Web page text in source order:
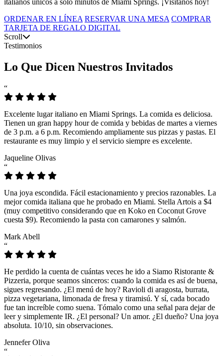
ORDENAR EN LÍNEA RESERVAR UNA MESA COMPRAR
TARJETA DE REGALO DIGITAL
Scroll
Testimonios
Lo Que Dicen Nuestros Invitados
“
Excelente lugar italiano en Miami Springs. La comida es deliciosa.
Tienen un gran happy hour de comida y bebidas de martes a viernes
de 3 p.m. a 6 p.m. Recomiendo ampliamente sus pizzas y pastas. El
restaurante es muy limpio y el servicio siempre es excelente.
Jaqueline Olivas
“
Una joya escondida. Fácil estacionamiento y precios razonables. La
mejor comida italiana que he probado en Miami. Stella Artois a $4
(muy competitivo considerando que en Koko en Coconut Grove
cuesta $9). Recomiendo la pasta con camarones y salmón.
Mark Abell
“
He perdido la cuenta de cuántas veces he ido a Siamo Ristorante &
Pizzeria, porque seamos sinceros: cuando la comida es así de buena,
sigues regresando. ¿El menú de hoy? Ravioli di aragosta, burrata,
pizza vegetariana, limonada de fresa y tiramisú. Y sí, cada bocado
fue tan increíble como suena. Tómalo como una señal para dejar de
leer y simplemente IR. ¿El personal? Un amor. ¿El dueño? Una joya
absoluta. 10/10, sin observaciones.
Jennefer Oliva
“